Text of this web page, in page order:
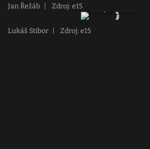
Jan Řežáb Zdroj: e15
Lukáš Stibor Zdroj: e15